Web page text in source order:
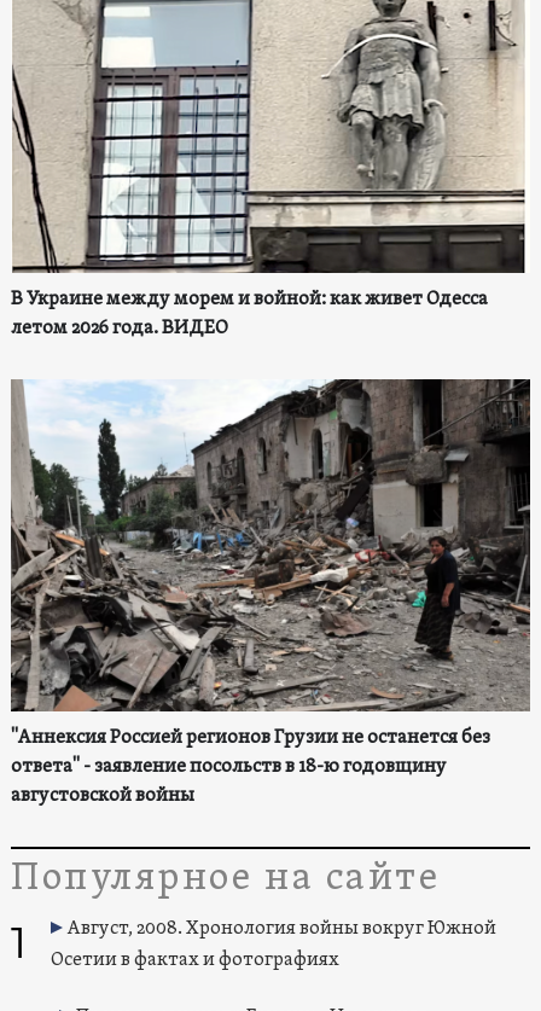
В Украине между морем и войной: как живет Одесса
летом 2026 года. ВИДЕО
"Аннексия Россией регионов Грузии не останется без
ответа" - заявление посольств в 18-ю годовщину
августовской войны
Популярное на сайте
1
Август, 2008. Хронология войны вокруг Южной
Осетии в фактах и фотографиях